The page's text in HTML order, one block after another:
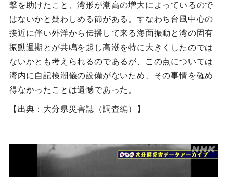
撃を助けたこと、湾形が潮高の増大によっているので
はないかと疑わしめる節がある。すなわち台風中心の
接近に伴い外洋から伝播して来る海面振動と湾の固有
振動週期とが共鳴を起し高潮を特に大きくしたのでは
ないかとも考えられるのであるが、この点については
湾内に自記検潮儀の設備がないため、その事情を確め
得なかったことは遺憾であった。
【出典：大分県災害誌（調査編）】